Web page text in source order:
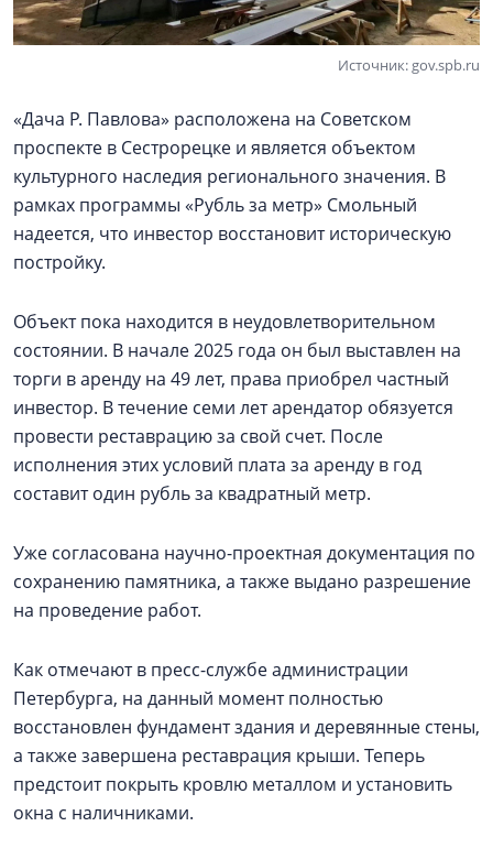
Источник: gov.spb.ru
«Дача Р. Павлова» расположена на Советском
проспекте в Сестрорецке и является объектом
культурного наследия регионального значения. В
рамках программы «Рубль за метр» Смольный
надеется, что инвестор восстановит историческую
постройку.
Объект пока находится в неудовлетворительном
состоянии. В начале 2025 года он был выставлен на
торги в аренду на 49 лет, права приобрел частный
инвестор. В течение семи лет арендатор обязуется
провести реставрацию за свой счет. После
исполнения этих условий плата за аренду в год
составит один рубль за квадратный метр.
Уже согласована научно-проектная документация по
сохранению памятника, а также выдано разрешение
на проведение работ.
Как отмечают в пресс-службе администрации
Петербурга, на данный момент полностью
восстановлен фундамент здания и деревянные стены,
а также завершена реставрация крыши. Теперь
предстоит покрыть кровлю металлом и установить
окна с наличниками.